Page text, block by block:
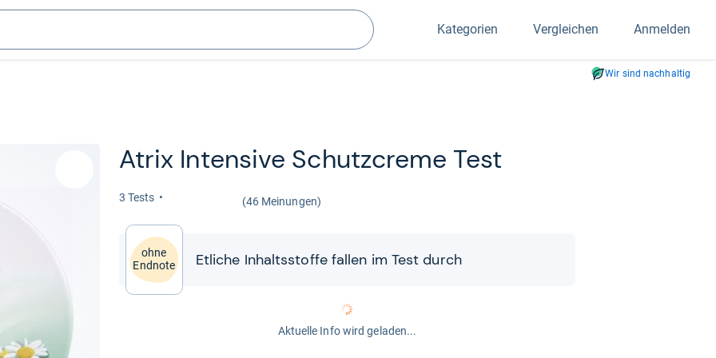
Suchen
Kategorien Vergleichen Anmelden
Wir sind nachhaltig
Atrix Inten­sive Schutz­creme Test
3 Tests (46 Meinungen)
ohne
Endnote
Etli­che Inhaltss­toffe fal­len im Test durch
Aktuelle Info wird geladen...